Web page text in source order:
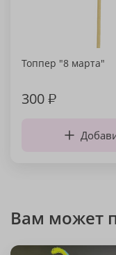
Топпер "8 марта"
300₽
Вам может